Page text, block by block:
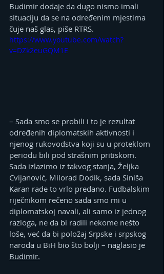
Budimir dodaje da dugo nismo imali
situaciju da se na određenim mjestima
čuje naš glas, piše RTRS.
https://www.youtube.com/watch?
v=DZk2euGQM1E
– Sada smo se probili i to je rezultat
određenih diplomatskih aktivnosti i
njenog rukovodstva koji su u proteklom
periodu bili pod strašnim pritiskom.
Sada izlazimo iz takvog stanja, Željka
Cvijanović, Milorad Dodik, sada Siniša
Karan rade to vrlo predano. Fudbalskim
riječnikom rečeno sada smo mi u
diplomatskoj navali, ali samo iz jednog
razloga, ne da bi radili nekome nešto
loše, već da bi položaj Srpske i srpskog
naroda u BiH bio što bolji – naglasio je
Budimir.